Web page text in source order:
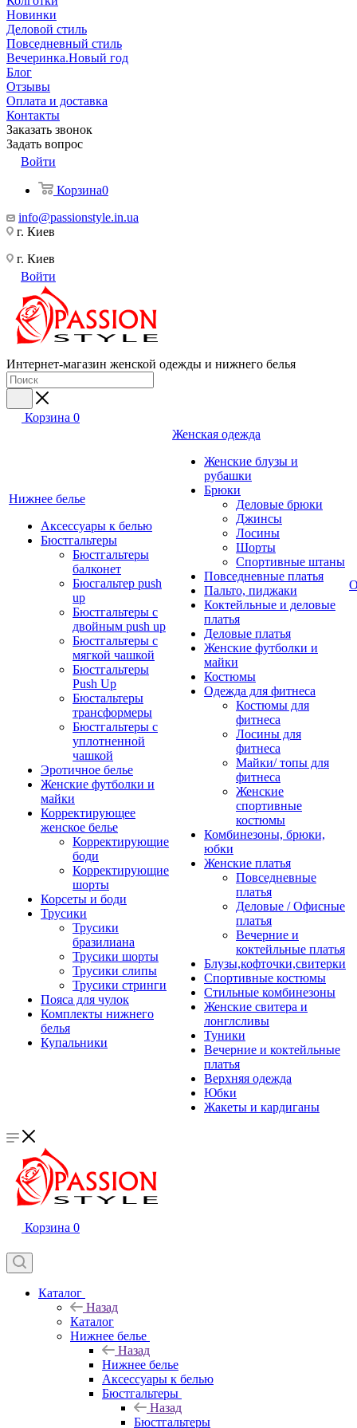
Новинки
Деловой стиль
Повседневный стиль
Вечеринка.Новый год
Блог
Отзывы
Оплата и доставка
Контакты
Заказать звонок
Задать вопрос
Войти
Корзина0
info@passionstyle.in.ua
г. Киев
г. Киев
Войти
Интернет-магазин женской одежды и нижнего белья
Корзина 0
Нижнее белье
Аксессуары к белью
Бюстгальтеры
Бюстгальтеры
балконет
Бюсгальтер push
up
Бюстгальтеры с
двойным push up
Бюстгальтеры с
мягкой чашкой
Бюстгальтеры
Push Up
Бюстальтеры
трансформеры
Бюстгальтеры с
уплотненной
чашкой
Эротичное белье
Женские футболки и
майки
Корректирующее
женское белье
Корректирующие
боди
Корректирующие
шорты
Корсеты и боди
Трусики
Трусики
бразилиана
Трусики шорты
Трусики слипы
Трусики стринги
Пояса для чулок
Комплекты нижнего
белья
Купальники
Женская одежда
Женские блузы и
рубашки
Брюки
Деловые брюки
Джинсы
Лосины
Шорты
Спортивные штаны
Повседневные платья
Пальто, пиджаки
Коктейльные и деловые
платья
Деловые платья
Женские футболки и
майки
Костюмы
Одежда для фитнеса
Костюмы для
фитнеса
Лосины для
фитнеса
Майки/ топы для
фитнеса
Женские
спортивные
костюмы
Комбинезоны, брюки,
юбки
Женские платья
Повседневные
платья
Деловые / Офисные
платья
Вечерние и
коктейльные платья
Блузы,кофточки,свитерки
Спортивные костюмы
Стильные комбинезоны
Женские свитера и
лонглсливы
Туники
Вечерние и коктейльные
платья
Верхняя одежда
Юбки
Жакеты и кардиганы
Корзина 0
Каталог
Назад
Каталог
Нижнее белье
Назад
Нижнее белье
Аксессуары к белью
Бюстгальтеры
Назад
Бюстгальтеры